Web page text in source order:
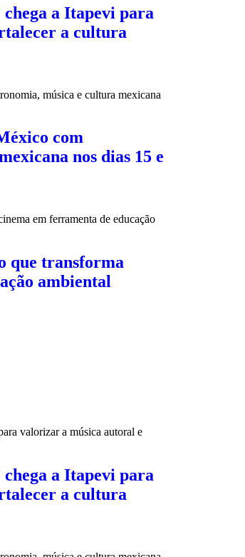
chega a Itapevi para
a cultura
com
nos dias 15 e
que transforma
ambiental
chega a Itapevi para
a cultura